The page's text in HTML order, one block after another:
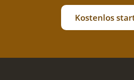
Kostenlos